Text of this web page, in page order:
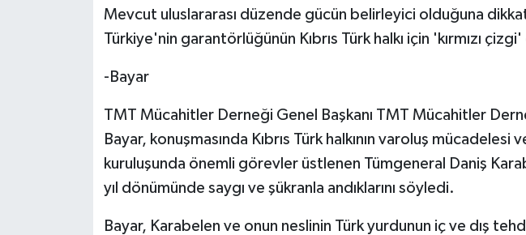
Mevcut uluslararası düzende gücün belirleyici olduğuna
Türkiye'nin garantörlüğünün Kıbrıs Türk halkı için 'kırmızı
-Bayar
TMT Mücahitler Derneği Genel Başkanı TMT Mücahitler
Bayar, konuşmasında Kıbrıs Türk halkının varoluş mücadelesi
kuruluşunda önemli görevler üstlenen Tümgeneral Daniş
yıl dönümünde saygı ve şükranla andıklarını söyledi.
Bayar, Karabelen ve onun neslinin Türk yurdunun iç ve dış